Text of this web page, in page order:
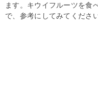
ます。キウイフルーツを食
で、参考にしてみてください